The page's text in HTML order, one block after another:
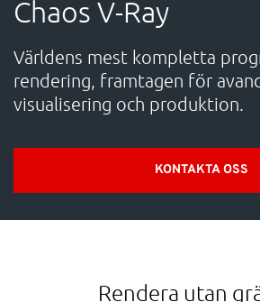
SUPPORT
WEBSHOP
support-se@nti-
Chaos V-Ray
Världens mest kompletta
rendering, framtagen för
visualisering och produktion.
KONTAKTA OSS
Rendera utan